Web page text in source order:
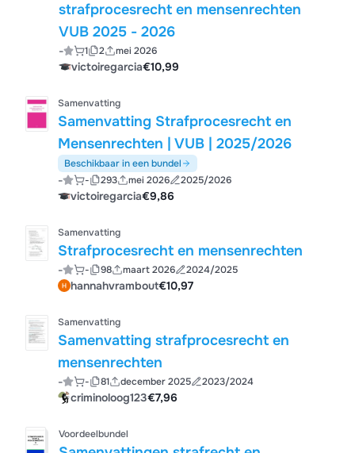
strafprocesrecht en mensenrechten
VUB 2025 - 2026
- 1 2 mei 2026
victoiregarcia€10,99
Samenvatting
Samenvatting Strafprocesrecht en
Mensenrechten | VUB | 2025/2026
Beschikbaar in een bundel
- - 293 mei 2026 2025/2026
victoiregarcia€9,86
Samenvatting
Strafprocesrecht en mensenrechten
- - 98 maart 2026 2024/2025
hannahvrambout€10,97
Samenvatting
Samenvatting strafprocesrecht en
mensenrechten
- - 81 december 2025 2023/2024
criminoloog123€7,96
Voordeelbundel